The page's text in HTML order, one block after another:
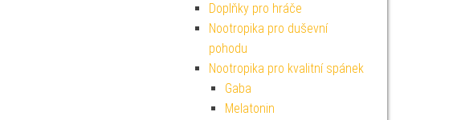
Doplňky pro hráče
Nootropika pro duševní
pohodu
Nootropika pro kvalitní spánek
Gaba
Melatonin